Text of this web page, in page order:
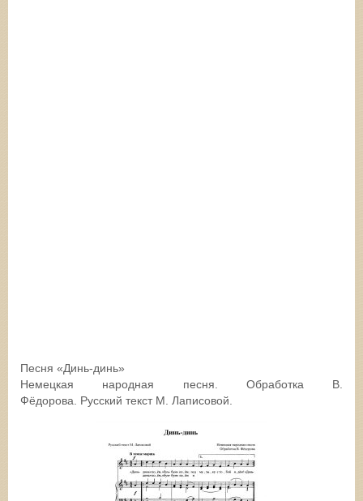
Песня «Динь-динь»
Немецкая народная песня. Обработка В.
Фёдорова. Русский текст М. Лаписовой.